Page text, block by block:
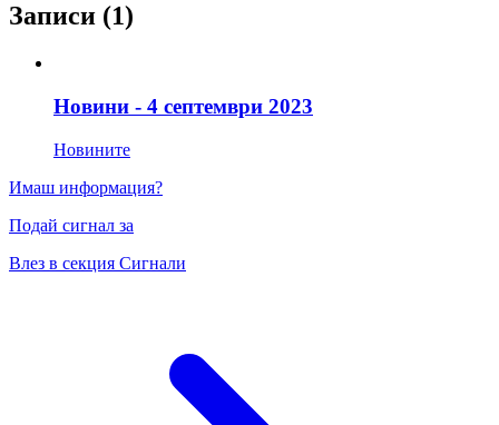
Записи (1)
Новини - 4 септември 2023
Новините
Имаш информация?
Подай сигнал за
Влез в секция Сигнали